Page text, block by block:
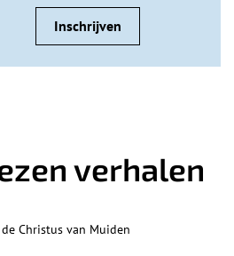
verhalen
Christus van Muiden